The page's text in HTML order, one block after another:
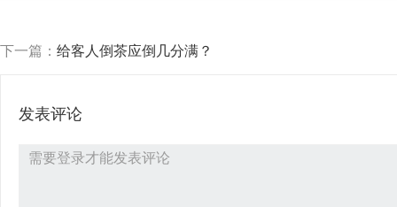
下一篇： 给客人倒茶应倒几分满？
发表评论